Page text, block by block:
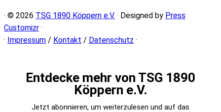
· © 2026 TSG 1890 Köppern e.V. · Designed by Press
Customizr ·
· Impressum / Kontakt / Datenschutz ·
Entdecke mehr von TSG 1890
Köppern e.V.
Jetzt abonnieren, um weiterzulesen und auf das